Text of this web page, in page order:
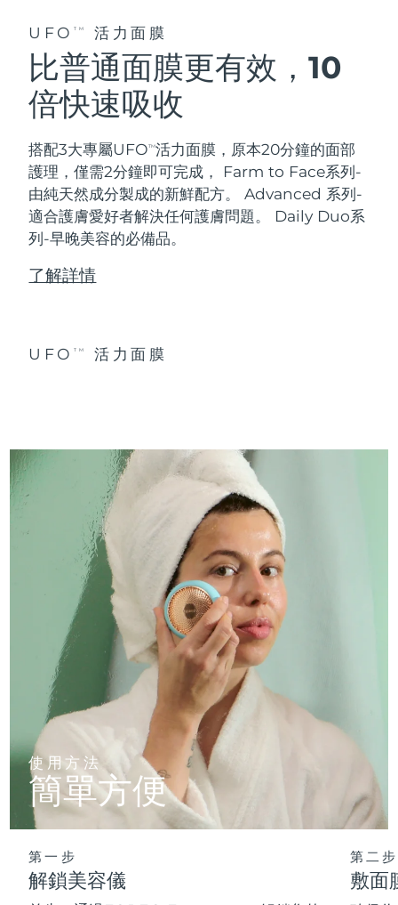
UFO TM 活力面膜
比普通面膜更有效，10
倍快速吸收
搭配3大專屬UFOTM活力面膜，原本20分鐘的面部
護理，僅需2分鐘即可完成，
Farm to Face系列-
由純天然成分製成的新鮮配方。 Advanced 系列-
適合護膚愛好者解決任何護膚問題。 Daily Duo系
列-早晚美容的必備品。
了解詳情
UFO TM 活力面膜
使用方法
簡單方便
第一步
解鎖美容儀
第二步
敷面